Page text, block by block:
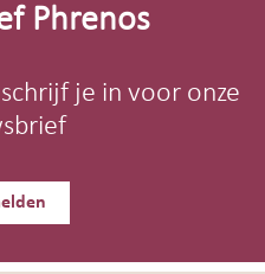
Phrenos
je in voor onze